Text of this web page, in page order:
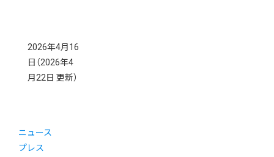
2026年4月16
日 （2026年4
月22日 更新）
ニュース
プレス